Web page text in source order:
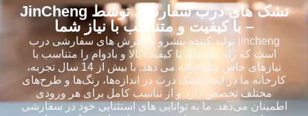
تشک های درب سفارشی توسط JinCheng
– با کیفیت و متناسب با نیاز شما
jincheng تولید کننده پیشرو در فرش های سفارشی درب
است که راه حل های با کیفیت بالا و بادوام را متناسب با
نیازهای خاص شما ارائه می دهد. با بیش از 14 سال تجربه،
کارخانه ما در ایجاد تشک درب در اندازه‌ها، رنگ‌ها و طرح‌های
مختلف تخصص دارد و از تناسب کامل برای هر ورودی
اطمینان می‌دهد. ما به توانایی های استثنایی خود در سفارشی